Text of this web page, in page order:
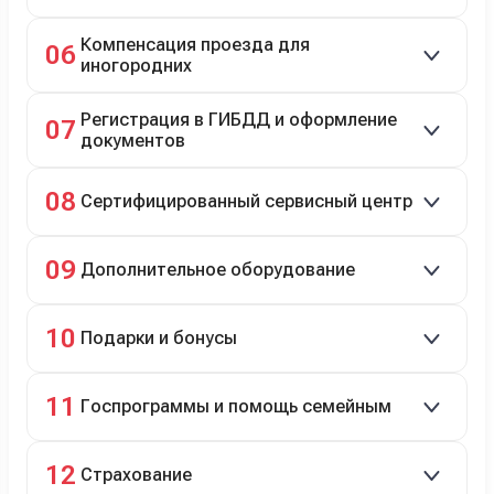
06 Компенсация проезда для
иногородних
07 Регистрация в ГИБДД и оформление
документов
08 Сертифицированный сервисный центр
технический ремонт.
09 Дополнительное оборудование
10 Подарки и бонусы
программе лояльности.
11 Госпрограммы и помощь семейным
12 Страхование